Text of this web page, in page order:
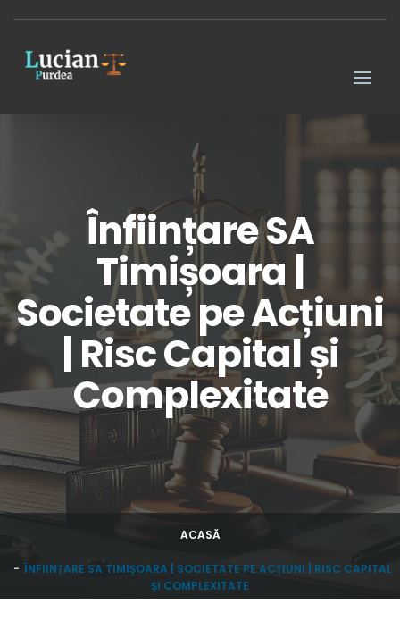
Înființare SA
Timișoara |
Societate pe Acțiuni
| Risc Capital și
Complexitate
ACASĂ
ÎNFIINȚARE SA TIMIȘOARA | SOCIETATE PE ACȚIUNI | RISC CAPITAL
ȘI COMPLEXITATE